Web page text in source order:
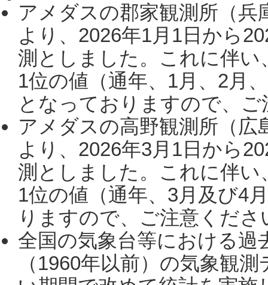
アメダスの郡家観測所（
より、2026年1月1日から
測としました。これに伴い
1位の値（通年、1月、2月
となっておりますので、
アメダスの高野観測所（
より、2026年3月1日から
測としました。これに伴い
1位の値（通年、3月及び4
りますので、ご注意くだ
全国の気象台等における過
（1960年以前）の気象観